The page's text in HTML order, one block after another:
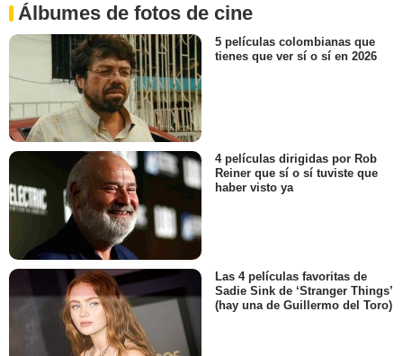
Álbumes de fotos de cine
5 películas colombianas que
tienes que ver sí o sí en 2026
4 películas dirigidas por Rob
Reiner que sí o sí tuviste que
haber visto ya
Las 4 películas favoritas de
Sadie Sink de ‘Stranger Things’
(hay una de Guillermo del Toro)